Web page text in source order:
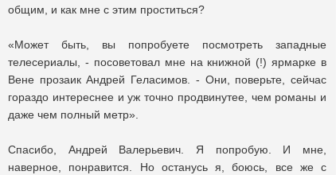
общим, и как мне с этим проститься?
«Может быть, вы попробуете посмотреть западные
телесериалы, - посоветовал мне на книжной (!) ярмарке в
Вене прозаик Андрей Геласимов. - Они, поверьте, сейчас
гораздо интереснее и уж точно продвинутее, чем романы и
даже чем полный метр».
Спасибо, Андрей Валерьевич. Я попробую. И мне,
наверное, понравится. Но останусь я, боюсь, все же с